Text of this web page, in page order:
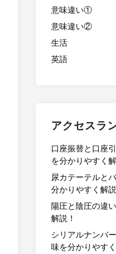
意味違い①
意味違い②
生活
英語
アクセスラ
口座振替と口座
を分かりやすく解
尿カテーテルと
分かりやすく解説
陽圧と陰圧の違
解説！
シリアルナンバ
味を分かりやすく